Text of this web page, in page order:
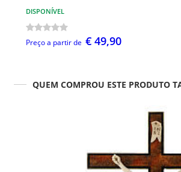
DISPONÍVEL
Preço a partir de € 49,90
QUEM COMPROU ESTE PRODUTO